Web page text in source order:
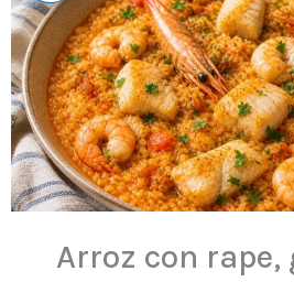
Arroz con